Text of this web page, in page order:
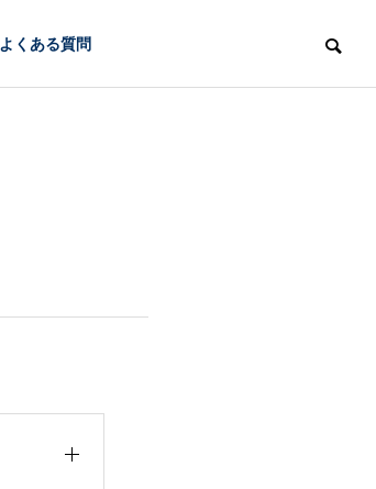
よくある質問